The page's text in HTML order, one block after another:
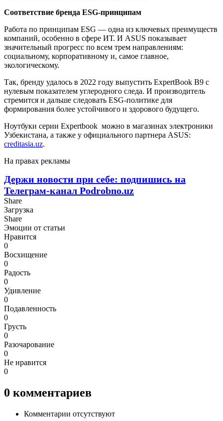
Соответствие бренда ESG-принципам
Работа по принципам ESG — одна из ключевых преимуществ
компаний, особенно в сфере ИТ. И ASUS показывает
значительный прогресс по всем трем направлениям:
социальному, корпоративному и, самое главное,
экологическому.
Так, бренду удалось в 2022 году выпустить ExpertBook B9 с
нулевым показателем углеродного следа. И производитель
стремится и дальше следовать ESG-политике для
формирования более устойчивого и здорового будущего.
Ноутбуки серии Expertbook можно в магазинах электроники
Узбекистана, а также у официального партнера ASUS:
creditasia.uz.
На правах рекламы
Держи новости при себе: подпишись на
Телеграм-канал Podrobno.uz
Share
Загрузка
Share
Эмоции от статьи
Нравится
0
Восхищение
0
Радость
0
Удивление
0
Подавленность
0
Грусть
0
Разочарование
0
Не нравится
0
0 комментариев
Комментарии отсутствуют